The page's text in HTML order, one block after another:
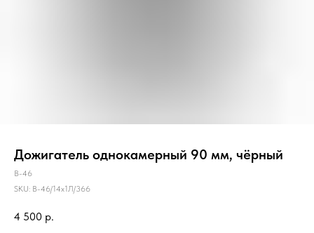
Дожигатель однокамерный 90 мм, чёрный
В-46
SKU: В-46/14х1Л/366
4 500 р.